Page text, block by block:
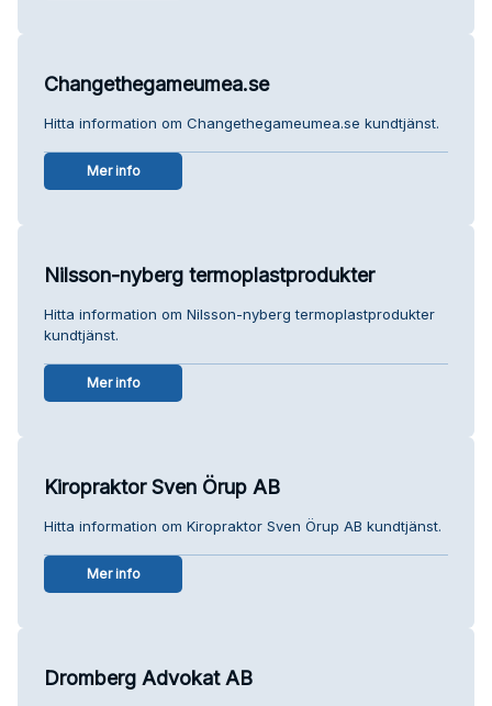
Changethegameumea.se
Hitta information om Changethegameumea.se kundtjänst.
Mer info
Nilsson-nyberg termoplastprodukter
Hitta information om Nilsson-nyberg termoplastprodukter
kundtjänst.
Mer info
Kiropraktor Sven Örup AB
Hitta information om Kiropraktor Sven Örup AB kundtjänst.
Mer info
Dromberg Advokat AB